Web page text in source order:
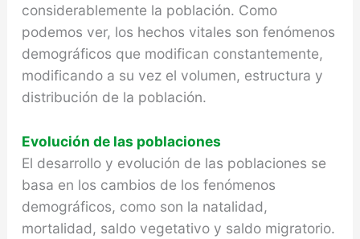
considerablemente la población. Como
podemos ver, los hechos vitales son fenómenos
demográficos que modifican constantemente,
modificando a su vez el volumen, estructura y
distribución de la población.
Evolución de las poblaciones
El desarrollo y evolución de las poblaciones se
basa en los cambios de los fenómenos
demográficos, como son la natalidad,
mortalidad, saldo vegetativo y saldo migratorio.